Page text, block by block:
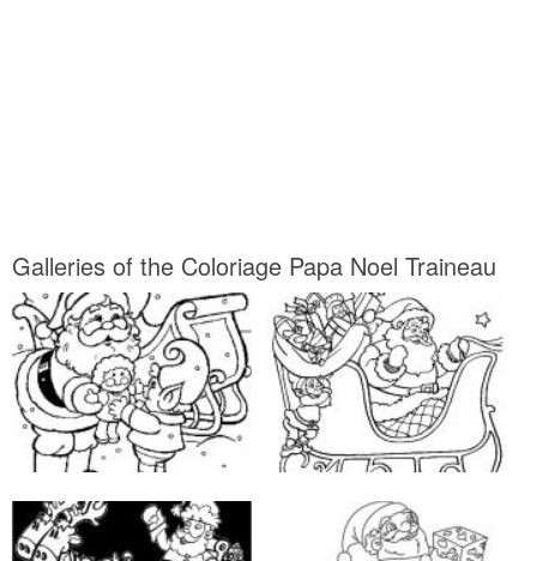
Galleries of the Coloriage Papa Noel Traineau